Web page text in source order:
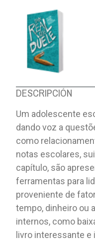
DESCRIPCIÓN
Um adolescente
dando voz a
como
notas escolares,
capítulo, são
ferramentas para
proveniente de
tempo, dinheiro ou
internos, como
livro interessante e